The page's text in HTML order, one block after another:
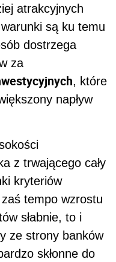
atrakcyjnych
są ku temu
dostrzega
za
, które
napływ
z trwającego cały
kryteriów
tempo wzrostu
słabnie, to i
ze strony banków
skłonne do